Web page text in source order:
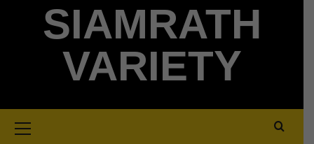
SIAMRATH
VARIETY
Menu